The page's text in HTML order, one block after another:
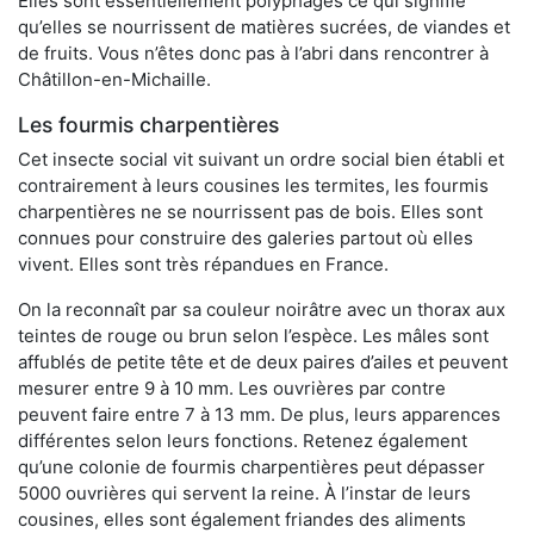
qu’elles se nourrissent de matières sucrées, de viandes et
de fruits. Vous n’êtes donc pas à l’abri dans rencontrer à
Châtillon-en-Michaille.
Les fourmis charpentières
Cet insecte social vit suivant un ordre social bien établi et
contrairement à leurs cousines les termites, les fourmis
charpentières ne se nourrissent pas de bois. Elles sont
connues pour construire des galeries partout où elles
vivent. Elles sont très répandues en France.
On la reconnaît par sa couleur noirâtre avec un thorax aux
teintes de rouge ou brun selon l’espèce. Les mâles sont
affublés de petite tête et de deux paires d’ailes et peuvent
mesurer entre 9 à 10 mm. Les ouvrières par contre
peuvent faire entre 7 à 13 mm. De plus, leurs apparences
différentes selon leurs fonctions. Retenez également
qu’une colonie de fourmis charpentières peut dépasser
5000 ouvrières qui servent la reine. À l’instar de leurs
cousines, elles sont également friandes des aliments